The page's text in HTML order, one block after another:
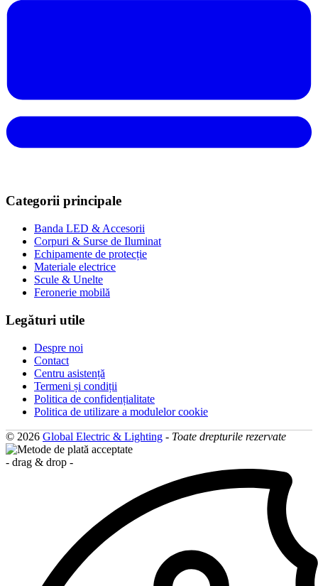
Categorii principale
Banda LED & Accesorii
Corpuri & Surse de Iluminat
Echipamente de protecție
Materiale electrice
Scule & Unelte
Feronerie mobilă
Legături utile
Despre noi
Contact
Centru asistență
Termeni și condiții
Politica de confidențialitate
Politica de utilizare a modulelor cookie
© 2026 Global Electric & Lighting - Toate drepturile rezervate
- drag & drop -